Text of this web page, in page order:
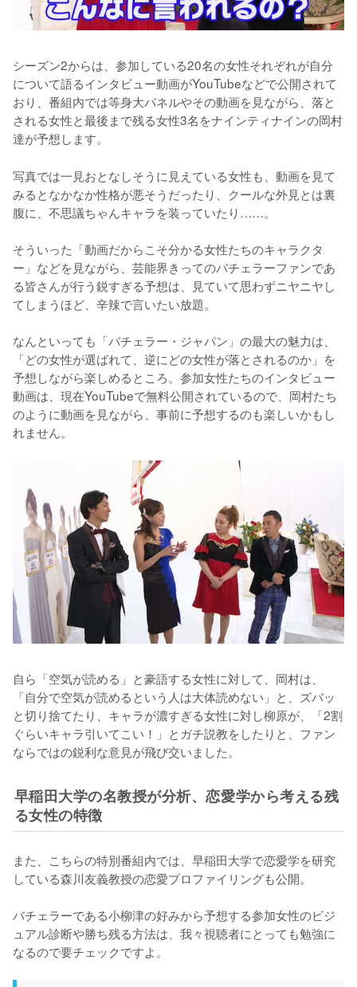
シーズン2からは、参加している20名の女性それぞれが自分
について語るインタビュー動画がYouTubeなどで公開されて
おり、番組内では等身大パネルやその動画を見ながら、落と
される女性と最後まで残る女性3名をナインティナインの岡村
達が予想します。
写真では一見おとなしそうに見えている女性も、動画を見て
みるとなかなか性格が悪そうだったり、クールな外見とは裏
腹に、不思議ちゃんキャラを装っていたり……。
そういった「動画だからこそ分かる女性たちのキャラクタ
ー」などを見ながら、芸能界きってのバチェラーファンであ
る皆さんが行う鋭すぎる予想は、見ていて思わずニヤニヤし
てしまうほど、辛辣で言いたい放題。
なんといっても「バチェラー・ジャパン」の最大の魅力は、
「どの女性が選ばれて、逆にどの女性が落とされるのか」を
予想しながら楽しめるところ。参加女性たちのインタビュー
動画は、現在YouTubeで無料公開されているので、岡村たち
のように動画を見ながら、事前に予想するのも楽しいかもし
れません。
自ら「空気が読める」と豪語する女性に対して、岡村は、
「自分で空気が読めるという人は大体読めない」と、ズバッ
と切り捨てたり、キャラが濃すぎる女性に対し柳原が、「2割
ぐらいキャラ引いてこい！」とガチ説教をしたりと、ファン
ならではの鋭利な意見が飛び交いました。
早稲田大学の名教授が分析、恋愛学から考える残
る女性の特徴
また、こちらの特別番組内では、早稲田大学で恋愛学を研究
している森川友義教授の恋愛プロファイリングも公開。
バチェラーである小柳津の好みから予想する参加女性のビジ
ュアル診断や勝ち残る方法は、我々視聴者にとっても勉強に
なるので要チェックですよ。